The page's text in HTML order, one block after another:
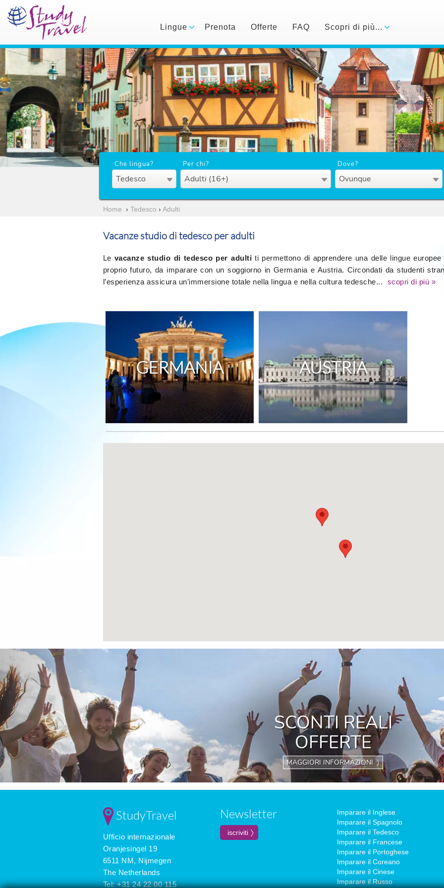
Lingue Prenota Offerte FAQ Scopri di più...
Che lingua?
Tedesco
Per chi?
Adulti (16+)
Dove?
Ovunque
Home › Tedesco › Adulti
Vacanze studio di tedesco per adulti
Le vacanze studio di tedesco per adultiti permettono di apprendere una delle lingue
proprio futuro, da imparare con un soggiorno in Germania e Austria. Circondati da studenti
l’esperienza assicura un’immersione totale nella lingua e nella cultura tedesche...
scopri di più »
GERMANIA AUSTRIA
SCONTI REALI
OFFERTE
MAGGIORI INFORMAZIONI 〉
Previous
StudyTravel
Ufficio internazionale
Oranjesingel 19
6511 NM, Nijmegen
The Netherlands
Tel: +31 24 22 00 115
Newsletter
Imparare il Inglese
Imparare il Spagnolo
Imparare il Tedesco
Imparare il Francese
Imparare il Portoghese
Imparare il Coreano
Imparare il Cinese
Imparare il Russo